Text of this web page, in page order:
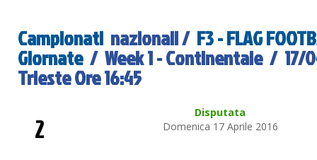
Campionati nazionali / F3 - FLAG
Giornate/ Week 1 - Continentale / 17/
Trieste Ore 16:45
Disputata
Domenica 17 Aprile 2016
2